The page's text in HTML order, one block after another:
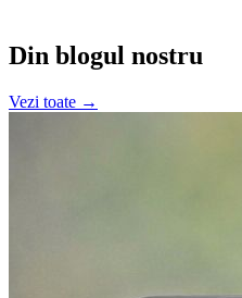
Din blogul nostru
Vezi toate →